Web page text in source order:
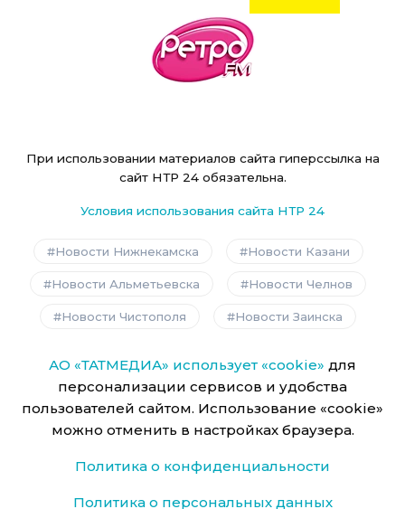
При использовании материалов сайта гиперссылка на
сайт НТР 24 обязательна.
Условия использования сайта НТР 24
Новости Нижнекамска Новости Казани
Новости Альметьевска Новости Челнов
Новости Чистополя Новости Заинска
АО «ТАТМЕДИА» использует «cookie» для
персонализации сервисов и удобства
пользователей сайтом. Использование «cookie»
можно отменить в настройках браузера.
Политика о конфиденциальности
Политика о персональных данных